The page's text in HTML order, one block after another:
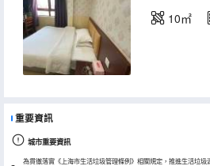
10㎡
重要資訊
城市重要資訊
為貫徹落實《上海市生活垃圾管理條例》相關規定，推進生活垃